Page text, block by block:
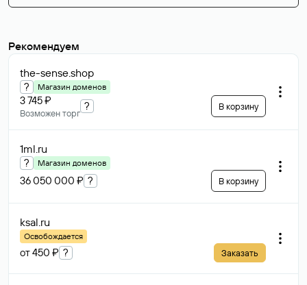
Рекомендуем
the-sense.shop
? Магазин доменов
3 745 ₽
Возможен торг
? В корзину
1ml.ru
? Магазин доменов
36 050 000 ₽ ? В корзину
ksal.ru
Освобождается
от 450 ₽ ? Заказать